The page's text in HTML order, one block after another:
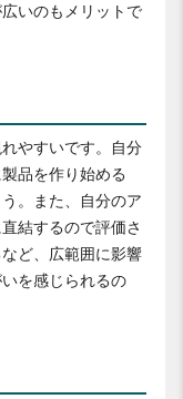
いのもメリットで
やすいです。自分
品を作り始める
。また、自分のア
結するので評価さ
ど、広範囲に影響
を感じられるの